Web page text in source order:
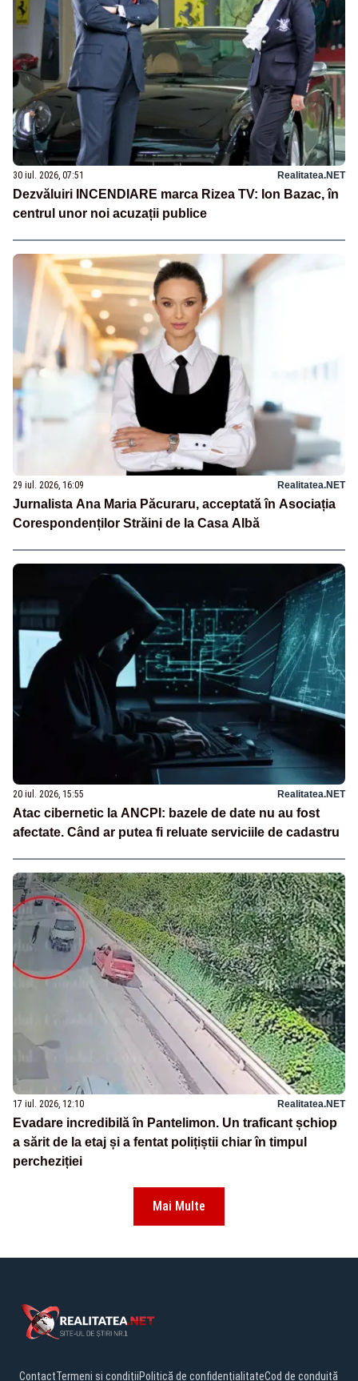
30 iul. 2026, 07:51 Realitatea.NET
Dezvăluiri INCENDIARE marca Rizea TV: Ion Bazac, în
centrul unor noi acuzații publice
29 iul. 2026, 16:09 Realitatea.NET
Jurnalista Ana Maria Păcuraru, acceptată în Asociația
Corespondenților Străini de la Casa Albă
20 iul. 2026, 15:55 Realitatea.NET
Atac cibernetic la ANCPI: bazele de date nu au fost
afectate. Când ar putea fi reluate serviciile de cadastru
17 iul. 2026, 12:10 Realitatea.NET
Evadare incredibilă în Pantelimon. Un traficant șchiop
a sărit de la etaj și a fentat polițiștii chiar în timpul
percheziției
Mai Multe
ContactTermeni și condițiiPolitică de confidențialitateCod de conduită